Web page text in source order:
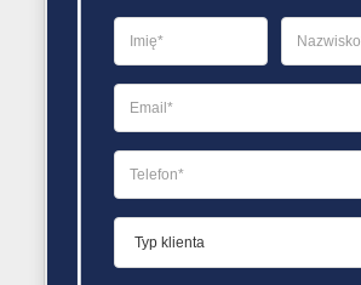
LPG Morawica
Dostawcy gazu Morawica